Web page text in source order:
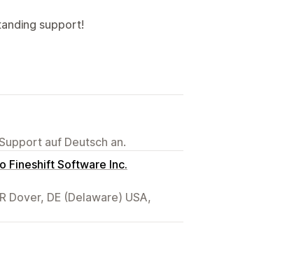
support!
auf Deutsch an.
Fineshift Software Inc.
Dover, DE (Delaware) USA,